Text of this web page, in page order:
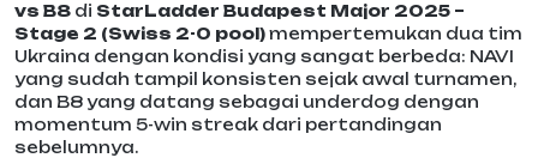
vs B8 di StarLadder Budapest Major 2025 –
Stage 2 (Swiss 2-0 pool)mempertemukan dua tim
Ukraina dengan kondisi yang sangat berbeda: NAVI
yang sudah tampil konsisten sejak awal turnamen,
dan B8 yang datang sebagai underdog dengan
momentum 5-win streak dari pertandingan
sebelumnya.